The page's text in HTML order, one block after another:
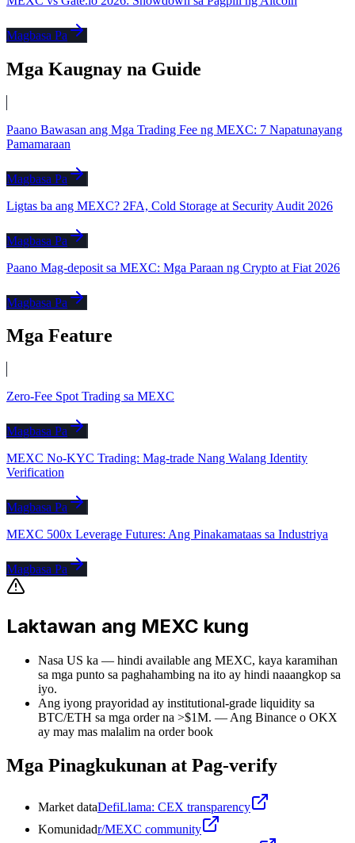
Magbasa Pa
Mga Kaugnay na Guide
Paano Bawasan ang Mga Trading Fee ng MEXC: 7 Napatunayang
Pamamaraan
Magbasa Pa
Ligtas ba ang MEXC? 2FA, Cold Storage at Security Audit 2026
Magbasa Pa
Paano Mag-deposit sa MEXC: Mga Paraan ng Crypto at Fiat 2026
Magbasa Pa
Mga Feature
Zero-Fee Spot Trading sa MEXC
Magbasa Pa
MEXC No-KYC Trading: Mag-trade Nang Walang Identity
Verification
Magbasa Pa
MEXC 500x Leverage Futures: Ang Pinakamataas sa Industriya
Magbasa Pa
Laktawan ang MEXC kung
Nasa US ka — hindi available ang MEXC, kaya karamihan
sa mga punto sa paghahambing na ito ay hindi naaangkop sa
iyo.
Ang iyong prayoridad ay institutional-grade liquidity sa
BTC/ETH sa mga order na >$1M. — Ang Binance o OKX
ay may mas malalim na order book
Mga Pinagkukunan at Pag-verify
Market dataDefiLlama: CEX transparency
Komunidadr/MEXC community